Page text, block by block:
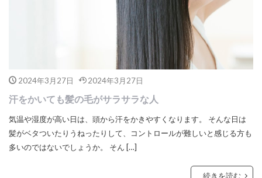
2024年3月27日 2024年3月27日
汗をかいても髪の毛がサラサラな人
気温や湿度が高い日は、頭から汗をかきやすくなります。 そんな日は
髪がベタついたりうねったりして、コントロールが難しいと感じる方も
多いのではないでしょうか。 そん […]
続きを読む